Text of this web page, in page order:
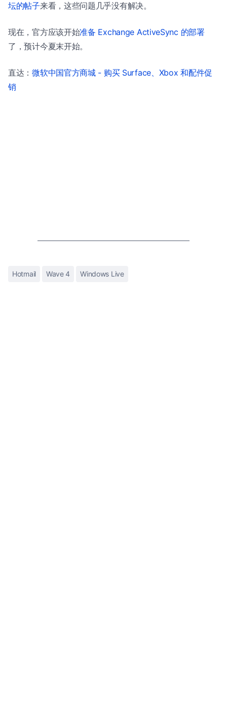
坛的帖子来看，这些问题几乎没有解决。
现在，官方应该开始准备 Exchange ActiveSync 的部署
了，预计今夏末开始。
直达：微软中国官方商城 - 购买 Surface、Xbox 和配件促
销
Hotmail Wave 4 Windows Live